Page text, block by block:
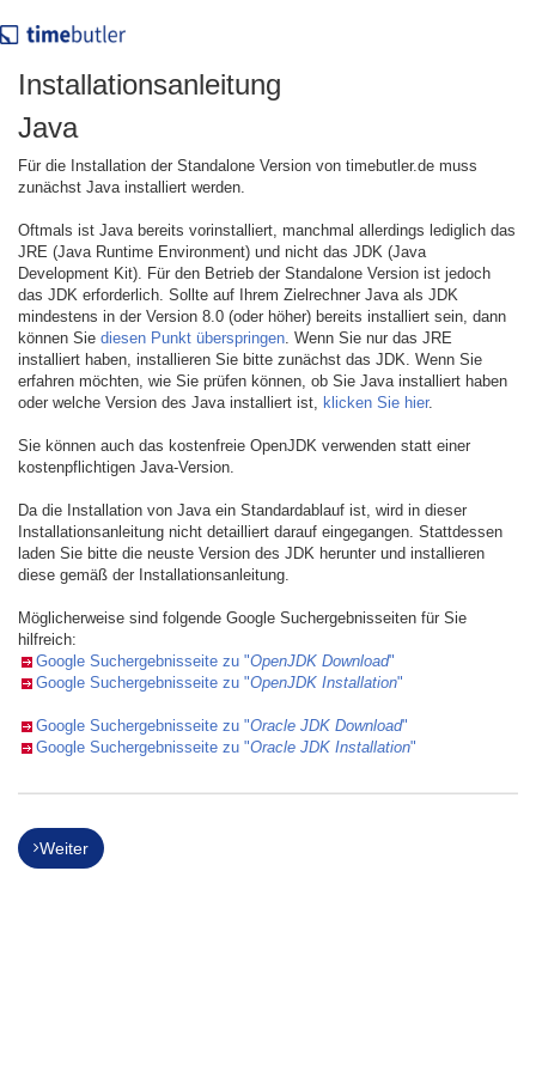
Installationsanleitung
Java
Für die Installation der Standalone Version von timebutler.de muss
zunächst Java installiert werden.
Oftmals ist Java bereits vorinstalliert, manchmal allerdings lediglich das
JRE (Java Runtime Environment) und nicht das JDK (Java
Development Kit). Für den Betrieb der Standalone Version ist jedoch
das JDK erforderlich. Sollte auf Ihrem Zielrechner Java als JDK
mindestens in der Version 8.0 (oder höher) bereits installiert sein, dann
können Sie diesen Punkt überspringen. Wenn Sie nur das JRE
installiert haben, installieren Sie bitte zunächst das JDK. Wenn Sie
erfahren möchten, wie Sie prüfen können, ob Sie Java installiert haben
oder welche Version des Java installiert ist, klicken Sie hier.
Sie können auch das kostenfreie OpenJDK verwenden statt einer
kostenpflichtigen Java-Version.
Da die Installation von Java ein Standardablauf ist, wird in dieser
Installationsanleitung nicht detailliert darauf eingegangen. Stattdessen
laden Sie bitte die neuste Version des JDK herunter und installieren
diese gemäß der Installationsanleitung.
Möglicherweise sind folgende Google Suchergebnisseiten für Sie
hilfreich:
Google Suchergebnisseite zu "OpenJDK Download"
Google Suchergebnisseite zu "OpenJDK Installation"
Google Suchergebnisseite zu "Oracle JDK Download"
Google Suchergebnisseite zu "Oracle JDK Installation"
Weiter